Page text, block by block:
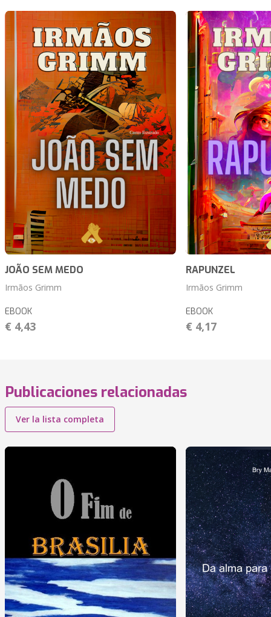
JOÃO SEM MEDO
Irmãos Grimm
EBOOK
€ 4,43
RAPUNZEL
Irmãos Grimm
EBOOK
€ 4,17
Publicaciones relacionadas
Ver la lista completa